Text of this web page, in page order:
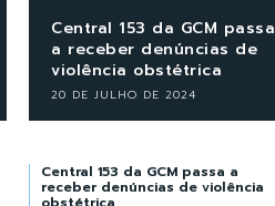
Central 153 da GCM passa
a receber denúncias de
violência obstétrica
20 DE JULHO DE 2024
Central 153 da GCM passa a
receber denúncias de violência